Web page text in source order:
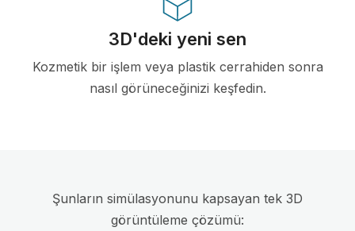
3D'deki yeni sen
Kozmetik bir işlem veya plastik cerrahiden sonra
nasıl görüneceğinizi keşfedin.
Şunların simülasyonunu kapsayan tek 3D
görüntüleme çözümü: